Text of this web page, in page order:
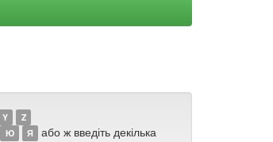
Y
Z
Ю Я
або ж введіть декілька